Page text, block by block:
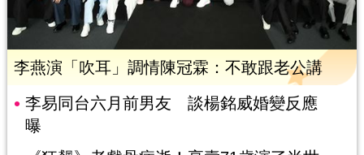
李燕演「吹耳」調情陳冠霖：不敢跟老公講
李易同台六月前男友 談楊銘威婚變反應
曝